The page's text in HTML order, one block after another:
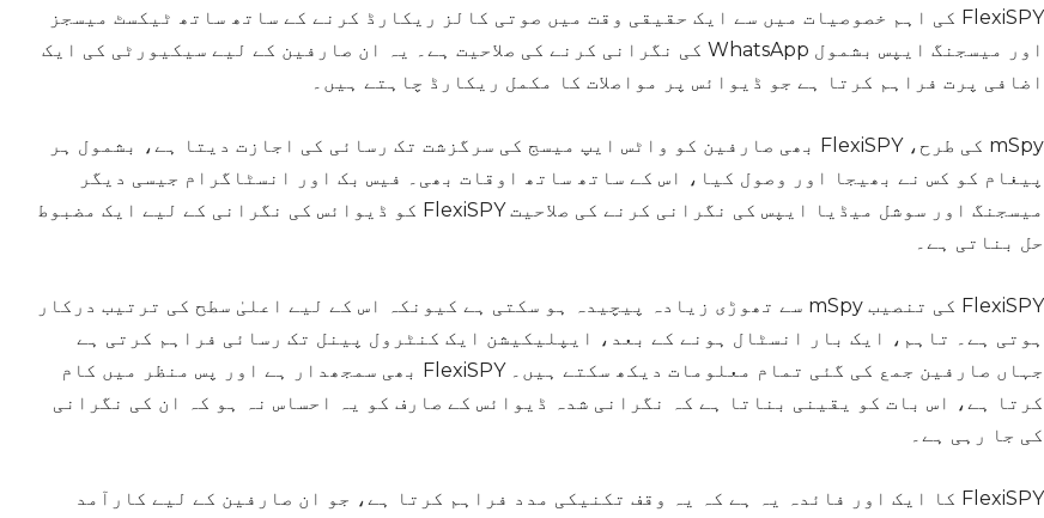
FlexiSPY کی اہم خصوصیات میں سے ایک حقیقی وقت میں صوتی کالز ریکارڈ کرنے کے ساتھ ساتھ ٹیکسٹ میسجز
اور میسجنگ ایپس بشمول WhatsApp کی نگرانی کرنے کی صلاحیت ہے۔ یہ ان صارفین کے لیے سیکیورٹی کی ایک
اضافی پرت فراہم کرتا ہے جو ڈیوائس پر مواصلات کا مکمل ریکارڈ چاہتے ہیں۔
mSpy کی طرح، FlexiSPY بھی صارفین کو واٹس ایپ میسج کی سرگزشت تک رسائی کی اجازت دیتا ہے، بشمول ہر
پیغام کو کس نے بھیجا اور وصول کیا، اس کے ساتھ ساتھ اوقات بھی۔ فیس بک اور انسٹاگرام جیسی دیگر
میسجنگ اور سوشل میڈیا ایپس کی نگرانی کرنے کی صلاحیت FlexiSPY کو ڈیوائس کی نگرانی کے لیے ایک مضبوط
حل بناتی ہے۔
FlexiSPY کی تنصیب mSpy سے تھوڑی زیادہ پیچیدہ ہو سکتی ہے کیونکہ اس کے لیے اعلیٰ سطح کی ترتیب درکار
ہوتی ہے۔ تاہم، ایک بار انسٹال ہونے کے بعد، ایپلیکیشن ایک کنٹرول پینل تک رسائی فراہم کرتی ہے
جہاں صارفین جمع کی گئی تمام معلومات دیکھ سکتے ہیں۔ FlexiSPY بھی سمجھدار ہے اور پس منظر میں کام
کرتا ہے، اس بات کو یقینی بناتا ہے کہ نگرانی شدہ ڈیوائس کے صارف کو یہ احساس نہ ہو کہ ان کی نگرانی
کی جا رہی ہے۔
FlexiSPY کا ایک اور فائدہ یہ ہے کہ یہ وقف تکنیکی مدد فراہم کرتا ہے، جو ان صارفین کے لیے کارآمد